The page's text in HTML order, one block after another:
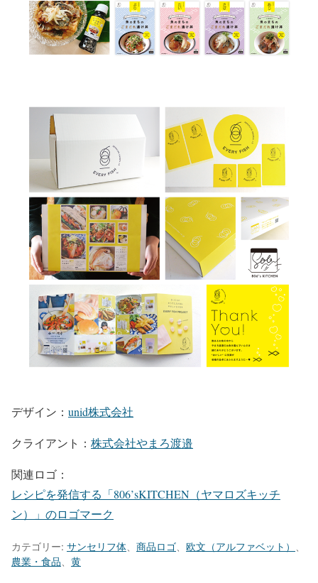
デザイン： unid株式会社
クライアント： 株式会社やまろ渡邉
関連ロゴ：
レシピを発信する「806’sKITCHEN（ヤマロズキッチ
ン）」のロゴマーク
カテゴリー: サンセリフ体 商品ロゴ 欧文（アルファベット）
農業・食品
黄